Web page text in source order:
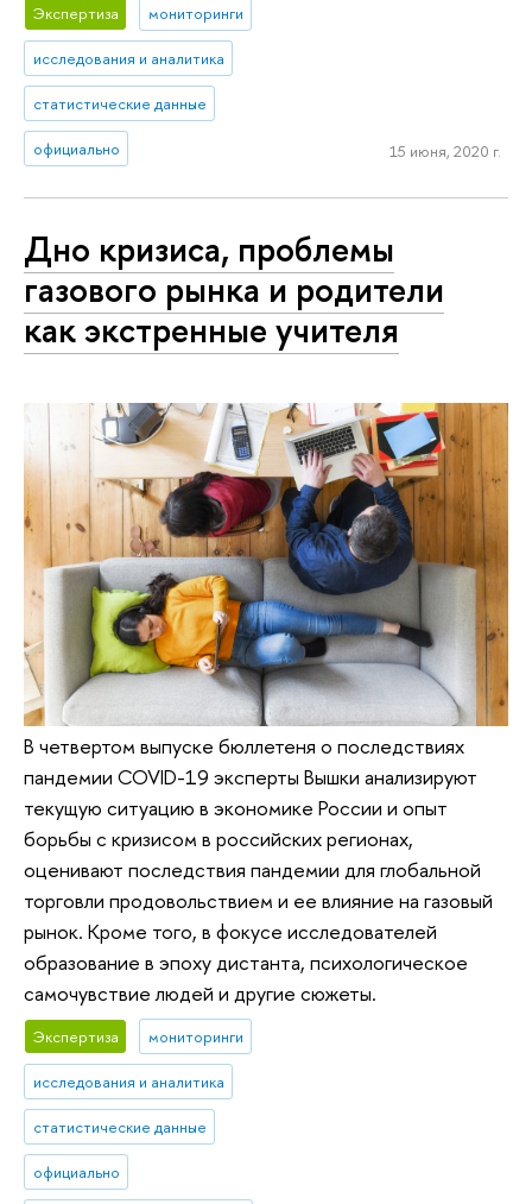
Экспертиза мониторинги
исследования и аналитика
статистические данные
официально 15 июня, 2020 г.
Дно кризиса, проблемы
газового рынка и родители
как экстренные учителя
В четвертом выпуске бюллетеня о последствиях
пандемии COVID-19 эксперты Вышки анализируют
текущую ситуацию в экономике России и опыт
борьбы с кризисом в российских регионах,
оценивают последствия пандемии для глобальной
торговли продовольствием и ее влияние на газовый
рынок. Кроме того, в фокусе исследователей
образование в эпоху дистанта, психологическое
самочувствие людей и другие сюжеты.
Экспертиза мониторинги
исследования и аналитика
статистические данные
официально